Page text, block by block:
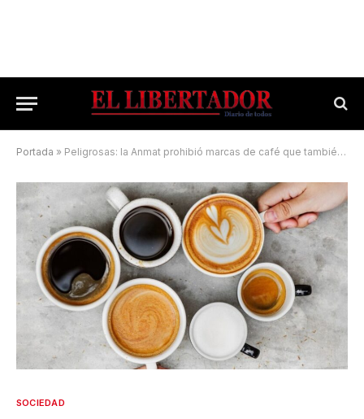
Portada » Peligrosas: la Anmat prohibió marcas de café que también se venden en Corrientes
SOCIEDAD